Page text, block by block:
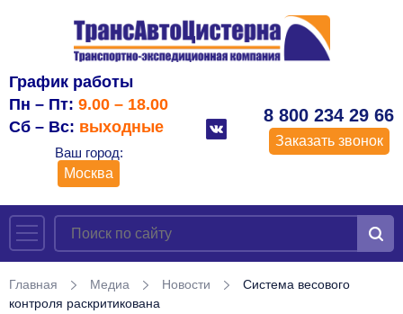
График работы
Пн – Пт: 9.00 – 18.00
Сб – Вс: выходные
Ваш город:
Москва
8 800 234 29 66
Заказать звонок
Главная Медиа Новости
Система весового
контроля раскритикована